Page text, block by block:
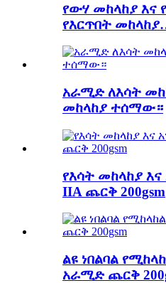
የውሃ መከላከያ እና
የእርጥበት
አራሚድ ለእሳት
መከላከያ ተሰማው።
የእሳት መከላከያ
IIA ጨርቅ 200gsm
ልዩ ነበልባል
አራሚድ ጨርቅ